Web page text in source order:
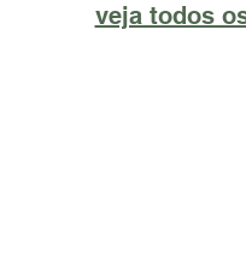
veja todos